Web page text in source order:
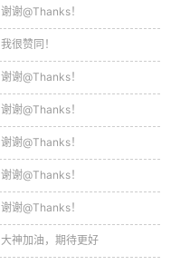
谢谢@Thanks！
我很赞同！
谢谢@Thanks！
谢谢@Thanks！
谢谢@Thanks！
谢谢@Thanks！
谢谢@Thanks！
大神加油，期待更好